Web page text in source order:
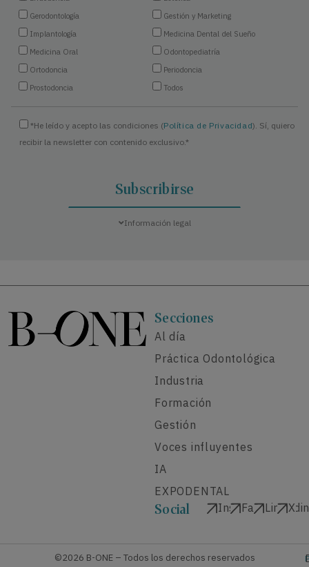
Gerodontología
Gestión y Marketing
Implantología
Medicina Dental del Sueño
Medicina Oral
Odontopediatría
Ortodoncia
Periodoncia
Prostodoncia
Todos
*He leído y acepto las condiciones (Política de Privacidad). Sí, quiero
recibir la newsletter con contenido exclusivo.*
Información legal
Secciones
Al día
Práctica Odontológica
Industria
Formación
Gestión
Voces influyentes
IA
EXPODENTAL
Social Instagram
Facebook
X
©2026 B-ONE – Todos los derechos reservados